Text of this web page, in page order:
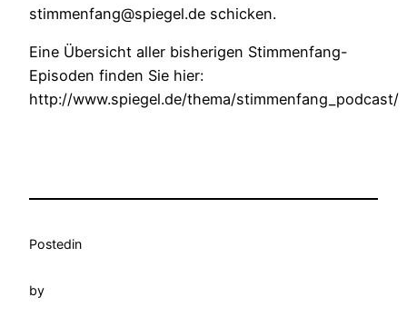
stimmenfang@spiegel.de schicken.
Eine Übersicht aller bisherigen Stimmenfang-
Episoden finden Sie hier:
http://www.spiegel.de/thema/stimmenfang_podcast/
Postedin
by